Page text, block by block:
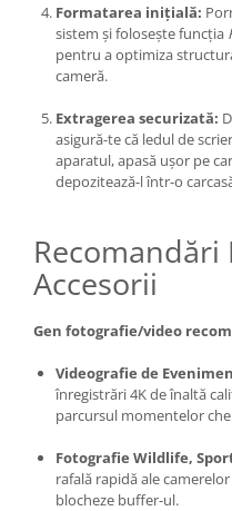
Formatarea inițială:
sistem și folosește funcția
pentru a optimiza
cameră.
Extragerea securizată:
asigură-te că ledul de
aparatul, apasă ușor pe
depozitează-l într-o
Recomandări
Accesorii
Gen fotografie/video
Videografie de
înregistrări 4K de înaltă
parcursul momentelor
Fotografie Wildlife,
rafală rapidă ale
blocheze buffer-ul.